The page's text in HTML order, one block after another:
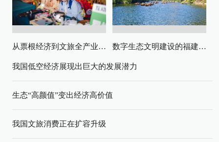
从票根经济到文旅全产业链升级 数字生态文明建设的福建路径与启示
我国低空经济展现出巨大的发展潜力
生态“高颜值”变出经济高价值
我国文旅消费正在扩容升级